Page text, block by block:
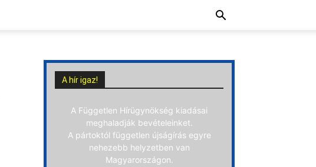
A hír igaz!
A Független Hírügynökség kiadásai
meghaladják bevételeinket.
A pártoktól független újságírás egyre
nehezebb helyzetben van
Magyarországon.